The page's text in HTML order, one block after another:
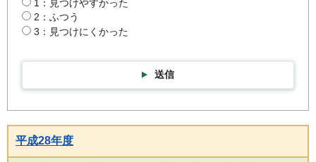
1：見つけやすかった
2：ふつう
3：見つけにくかった
送信
平成28年度